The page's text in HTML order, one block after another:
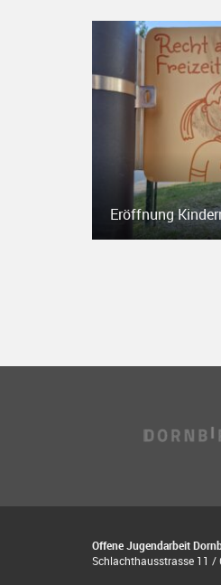
Eröffnung
Offene Jugendarbeit
Schlachthausstrasse 11 /